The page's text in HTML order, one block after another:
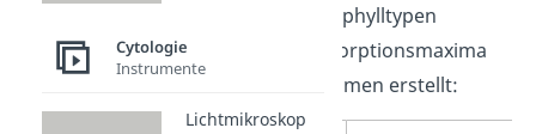
wichtigsten Chlorophylltypen
inklusive ihrer Absorptionsmaxima
und ihrem Vorkommen erstellt:
Cytologie
Instrumente
Lichtmikroskop